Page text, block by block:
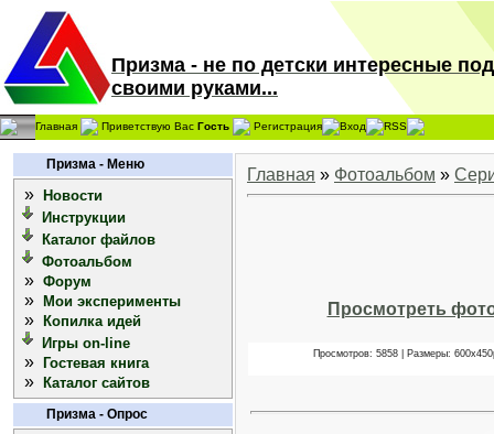
Призма - не по детски интересные
своими руками...
Главная Приветствую Вас Гость Регистрация Вход RSS
Призма - Меню
»
Новости
Инструкции
Каталог файлов
Фотоальбом
» Форум
» Мои эксперименты
»
Копилка идей
Игры on-line
» Гостевая книга
» Каталог сайтов
Призма - Опрос
Главная » Фотоальбом »
Просмотреть
Просмотров: 5858 | Размеры: